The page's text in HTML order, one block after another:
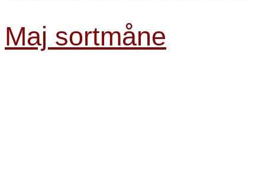
Maj sortmåne